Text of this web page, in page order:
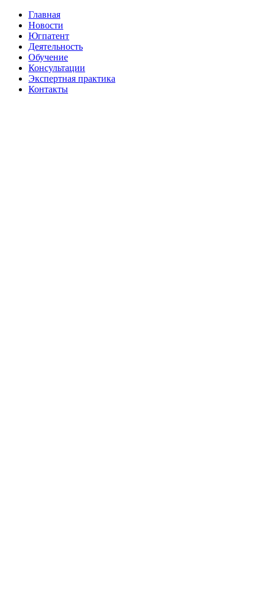
Главная
Новости
Югпатент
Деятельность
Обучение
Консультации
Экспертная практика
Контакты